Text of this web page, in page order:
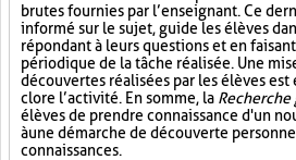
brutes fournies par l’enseignant. Ce
informé sur le sujet, guide les élèves
répondant à leurs questions et en
périodique de la tâche réalisée. Une
découvertes réalisées par les élèves
clore l’activité. En somme, la Recherche
élèves de prendre connaissance d'un
à une démarche de découverte
connaissances.